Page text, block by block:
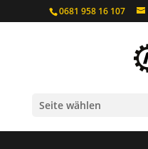
0681 958 16 107
Seite wählen